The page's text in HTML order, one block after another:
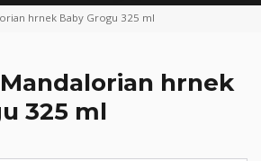
hrnek Baby Grogu 325 ml
hrnek
325 ml